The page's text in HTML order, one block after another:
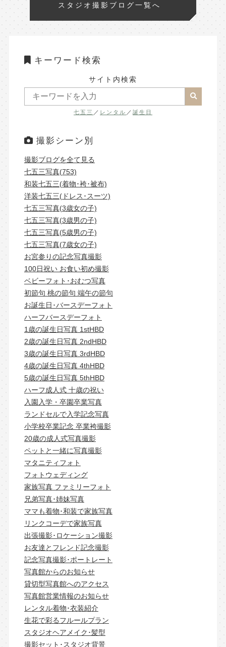
スタジオ撮影ブログ一覧へ
キーワード検索
サイト内検索
七五三 ／ レンタル ／ 誕生日
撮影シーン別
撮影ブログを全て見る
七五三写真(753)
和装七五三(着物･袴･被布)
洋装七五三(ドレス･スーツ)
七五三写真(3歳女の子)
七五三写真(3歳男の子)
七五三写真(5歳男の子)
七五三写真(7歳女の子)
お宮参りの記念写真撮影
100日祝い お食い初め撮影
ベビーフォト･おむつ写真
初節句 桃の節句 端午の節句
お誕生日･バースデーフォト
ハーフバースデーフォト
1歳の誕生日写真 1stHBD
2歳の誕生日写真 2ndHBD
3歳の誕生日写真 3rdHBD
4歳の誕生日写真 4thHBD
5歳の誕生日写真 5thHBD
ハーフ成人式 十歳の祝い
入園入学・卒園卒業写真
ランドセルで入学記念写真
小学校卒業記念 卒業袴撮影
20歳の成人式写真撮影
ペットと一緒に写真撮影
マタニティフォト
フォトウェディング
家族写真 ファミリーフォト
兄弟写真･姉妹写真
ママも着物･和装で家族写真
リンクコーデで家族写真
出張撮影･ロケーション撮影
お友達とフレンド記念撮影
記念写真撮影･ポートレート
写真館からのお知らせ
貸切型写真館へのアクセス
写真館営業情報のお知らせ
レンタル着物･衣装紹介
生花で彩るフルールプラン
スタジオヘアメイク･髪型
撮影セット･スタジオ背景